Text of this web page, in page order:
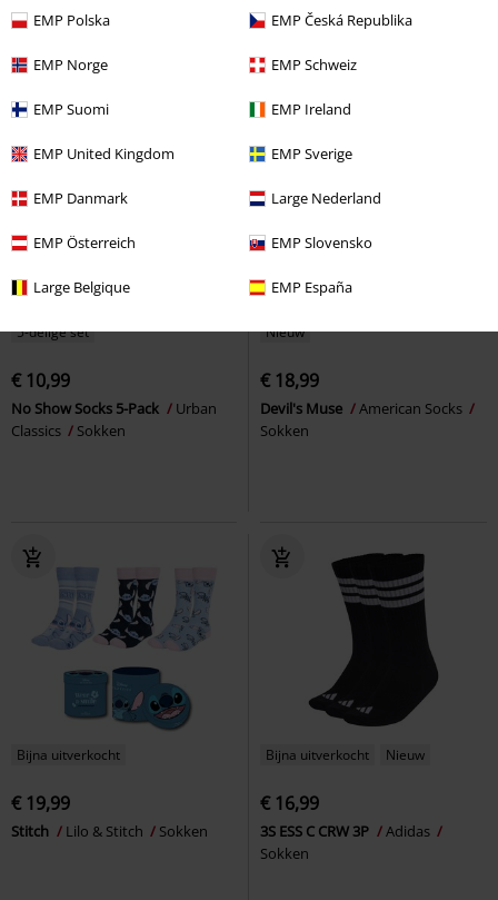
EMP Polska EMP Česká Republika
EMP Norge EMP Schweiz
EMP Suomi EMP Ireland
EMP United Kingdom EMP Sverige
EMP Danmark Large Nederland
EMP Österreich EMP Slovensko
Large Belgique EMP España
Tennissokken Sokken
5-delige set
€ 10,99
No Show Socks 5-Pack
Urban
Classics
Sokken
Nieuw
€ 18,99
Devil's Muse
American Socks
Sokken
Bijna uitverkocht
€ 19,99
Stitch Lilo & Stitch Sokken
Bijna uitverkocht Nieuw
€ 16,99
3S ESS C CRW 3P
Adidas
Sokken